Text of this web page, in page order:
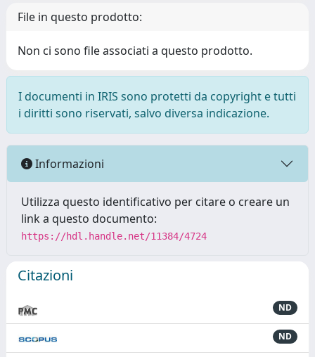
File in questo prodotto:
Non ci sono file associati a questo prodotto.
I documenti in IRIS sono protetti da copyright e tutti
i diritti sono riservati, salvo diversa indicazione.
Informazioni
Utilizza questo identificativo per citare o creare un
link a questo documento:
https://hdl.handle.net/11384/4724
Citazioni
ND
ND